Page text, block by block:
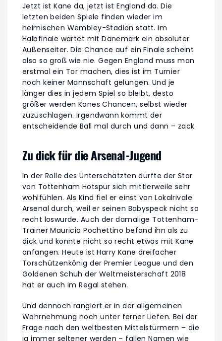
Jetzt ist Kane da, jetzt ist England da. Die
letzten beiden Spiele finden wieder im
heimischen Wembley-Stadion statt. Im
Halbfinale wartet mit Dänemark ein absoluter
Außenseiter. Die Chance auf ein Finale scheint
also so groß wie nie. Gegen England muss man
erstmal ein Tor machen, dies ist im Turnier
noch keiner Mannschaft gelungen. Und je
länger dies in jedem Spiel so bleibt, desto
größer werden Kanes Chancen, selbst wieder
zuzuschlagen. Irgendwann kommt der
entscheidende Ball mal durch und dann – zack.
Zu dick für die Arsenal-Jugend
In der Rolle des Unterschätzten dürfte der Star
von Tottenham Hotspur sich mittlerweile sehr
wohlfühlen. Als Kind fiel er einst von Lokalrivale
Arsenal durch, weil er seinen Babyspeck nicht so
recht loswurde. Auch der damalige Tottenham-
Trainer Mauricio Pochettino befand ihn als zu
dick und konnte nicht so recht etwas mit Kane
anfangen. Heute ist Harry Kane dreifacher
Torschützenkönig der Premier League und den
Goldenen Schuh der Weltmeisterschaft 2018
hat er auch im Regal stehen.
Und dennoch rangiert er in der allgemeinen
Wahrnehmung noch unter ferner Liefen. Bei der
Frage nach den weltbesten Mittelstürmern – die
ja immer seltener werden – fallen Namen wie